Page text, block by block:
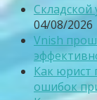
Складской
04/08/2026
Vnish
Как юрист
ошибок